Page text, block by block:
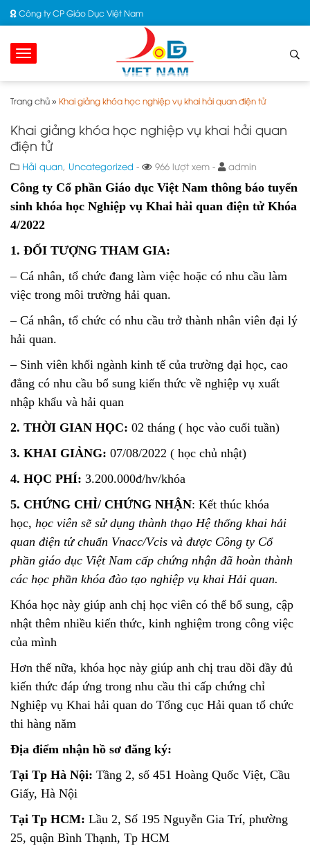
Công ty CP Giáo Dục Việt Nam
Trang chủ» Khai giảng khóa học nghiệp vụ khai hải quan điện tử
Khai giảng khóa học nghiệp vụ khai hải quan
điện tử
Hải quan, Uncategorized - 966 lượt xem - admin
Công ty Cổ phần Giáo dục Việt Nam thông báo tuyển
sinh khóa học Nghiệp vụ Khai hải quan điện tử Khóa
4/2022
1. ĐỐI TƯỢNG THAM GIA:
– Cá nhân, tổ chức đang làm việc hoặc có nhu cầu làm
việc trong môi trường hải quan.
– Cá nhân, tổ chức có nhu cầu trở thành nhân viên đại lý
hải quan.
– Sinh viên khối ngành kinh tế của trường đại học, cao
đẳng có nhu cầu bổ sung kiến thức về nghiệp vụ xuất
nhập khẩu và hải quan
2. THỜI GIAN HỌC: 02 tháng ( học vào cuối tuần)
3. KHAI GIẢNG: 07/08/2022 ( học chủ nhật)
4. HỌC PHÍ: 3.200.000đ/hv/khóa
5. CHỨNG CHỈ/ CHỨNG NHẬN: Kết thúc khóa
học, học viên sẽ sử dụng thành thạo Hệ thống khai hải
quan điện tử chuẩn Vnacc/Vcis và được Công ty Cổ
phần giáo dục Việt Nam cấp chứng nhận đã hoàn thành
các học phần khóa đào tạo nghiệp vụ khai Hải quan.
Khóa học này giúp anh chị học viên có thể bổ sung, cập
nhật thêm nhiều kiến thức, kinh nghiệm trong công việc
của mình
Hơn thế nữa, khóa học này giúp anh chị trau dồi đầy đủ
kiến thức đáp ứng trong nhu cầu thi cấp chứng chỉ
Nghiệp vụ Khai hải quan do Tổng cục Hải quan tổ chức
thi hàng năm
Địa điểm nhận hồ sơ đăng ký:
Tại Tp Hà Nội: Tầng 2, số 451 Hoàng Quốc Việt, Cầu
Giấy, Hà Nội
Tại Tp HCM: Lầu 2, Số 195 Nguyễn Gia Trí, phường
25, quận Bình Thạnh, Tp HCM